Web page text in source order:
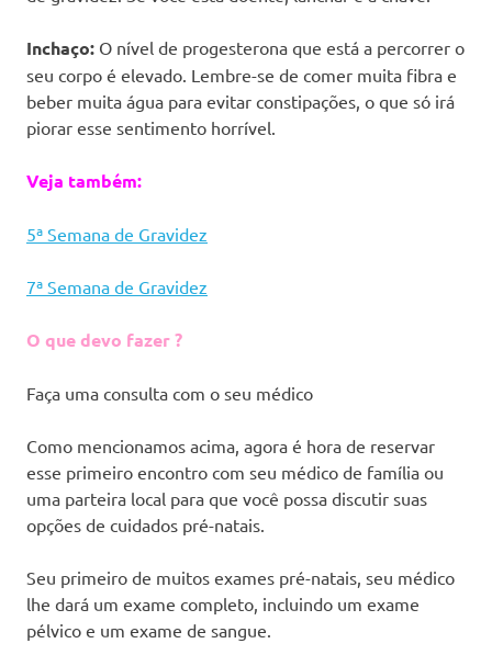
Inchaço: O nível de progesterona que está a percorrer o
seu corpo é elevado. Lembre-se de comer muita fibra e
beber muita água para evitar constipações, o que só irá
piorar esse sentimento horrível.
Veja também:
5ª Semana de Gravidez
7ª Semana de Gravidez
O que devo fazer ?
Faça uma consulta com o seu médico
Como mencionamos acima, agora é hora de reservar
esse primeiro encontro com seu médico de família ou
uma parteira local para que você possa discutir suas
opções de cuidados pré-natais.
Seu primeiro de muitos exames pré-natais, seu médico
lhe dará um exame completo, incluindo um exame
pélvico e um exame de sangue.